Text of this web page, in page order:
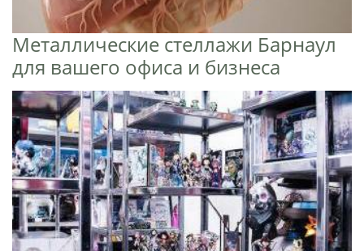
Металлические стеллажи Барнаул
для вашего офиса и бизнеса